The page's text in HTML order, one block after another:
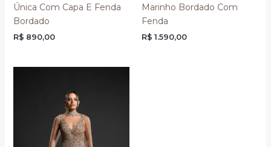
Única Com Capa E Fenda
Bordado
R$ 890,00
Marinho Bordado Com
Fenda
R$ 1.590,00